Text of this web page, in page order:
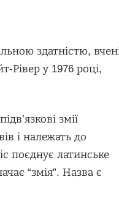
здатністю,
Рівер у 1976 році,
змії
і належать до
поєднує латинське
“змія”. Назва є